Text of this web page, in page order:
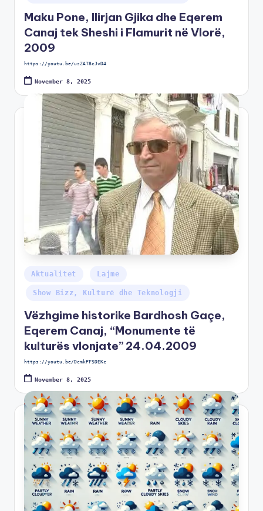
Maku Pone, Ilirjan Gjika dhe Eqerem
Canaj tek Sheshi i Flamurit në Vlorë,
2009
https://youtu.be/uzZAT8cJvD4
November 8, 2025
Aktualitet Lajme
Show Bizz, Kulturë dhe Teknologji
Vëzhgime historike Bardhosh Gaçe,
Eqerem Canaj, “Monumente të
kulturës vlonjate” 24.04.2009
https://youtu.be/DcmkPFSDEKc
November 8, 2025